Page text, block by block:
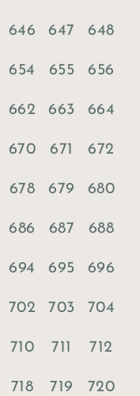
646 647 648
654 655 656
662 663 664
670 671 672
678 679 680
686 687 688
694 695 696
702 703 704
710 711 712
718 719 720